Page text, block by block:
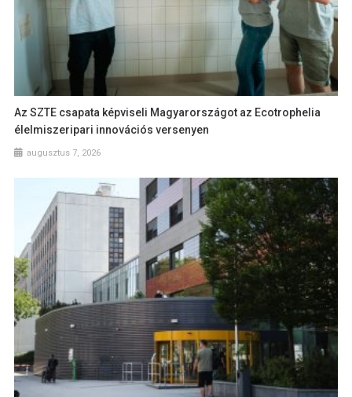
Az SZTE csapata képviseli Magyarországot az Ecotrophelia
élelmiszeripari innovációs versenyen
augusztus 7, 2026